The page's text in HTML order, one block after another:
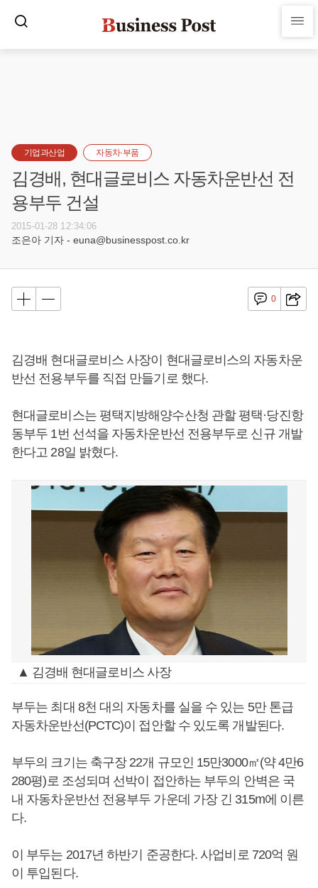
기업과산업 자동차·부품
김경배, 현대글로비스 자동차운반선 전
용부두 건설
2015-01-28 12:34:06
조은아 기자 - euna@businesspost.co.kr
0
김경배 현대글로비스 사장이 현대글로비스의 자동차운
반선 전용부두를 직접 만들기로 했다.
현대글로비스는 평택지방해양수산청 관할 평택·당진항
동부두 1번 선석을 자동차운반선 전용부두로 신규 개발
한다고 28일 밝혔다.
▲ 김경배 현대글로비스 사장
부두는 최대 8천 대의 자동차를 실을 수 있는 5만 톤급
자동차운반선(PCTC)이 접안할 수 있도록 개발된다.
부두의 크기는 축구장 22개 규모인 15만3000㎡(약 4만6
280평)로 조성되며 선박이 접안하는 부두의 안벽은 국
내 자동차운반선 전용부두 가운데 가장 긴 315m에 이른
다.
이 부두는 2017년 하반기 준공한다. 사업비로 720억 원
이 투입된다.